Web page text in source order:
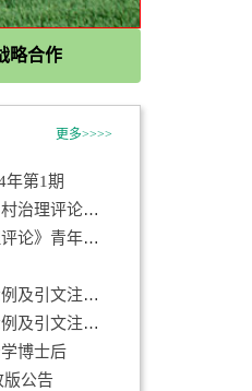
略合作
更多>>>>
年第1期
公告｜《中国乡村发现》《乡村治理评论》第一届青年编委会成员名
《中国乡村发现》《乡村治理评论》青年编委招募启事
《乡村治理评论》投稿格式示例及引文注释规范
《中国乡村发现》投稿格式示例及引文注释规范
博士后
版公告